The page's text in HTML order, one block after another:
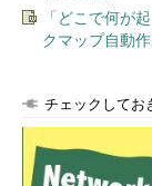
「どこで何が
クマップ自動
チェックしてお